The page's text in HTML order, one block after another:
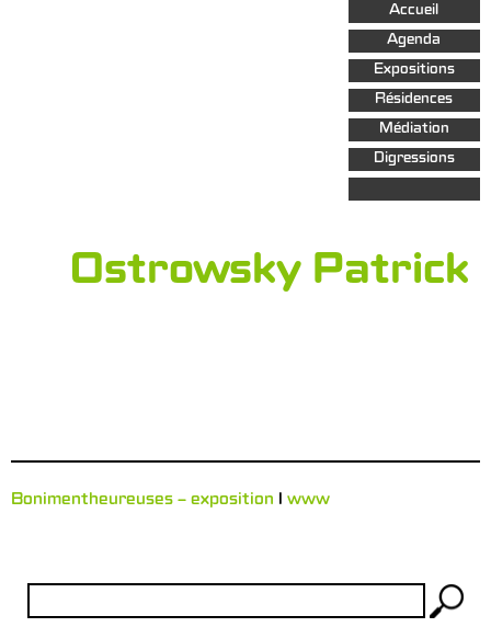
Aller au
contenu
principal
Accueil
Agenda
Expositions
Résidences
Médiation
Digressions
Ostrowsky Patrick
Bonimentheureuses – exposition l www